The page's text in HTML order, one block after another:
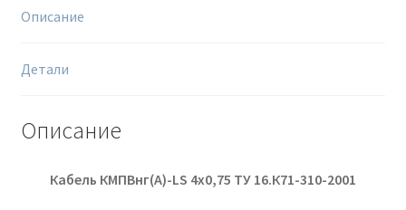
Описание
Детали
Описание
Кабель КМПВнг(А)-LS 4х0,75 ТУ 16.К71-310-2001